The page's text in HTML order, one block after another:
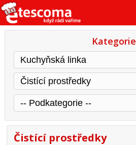
Kategorie
Čistící prostředky